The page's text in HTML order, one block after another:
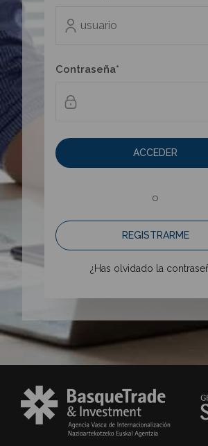
Contraseña*
ACCEDER
o
REGISTRARME
¿Has olvidado la